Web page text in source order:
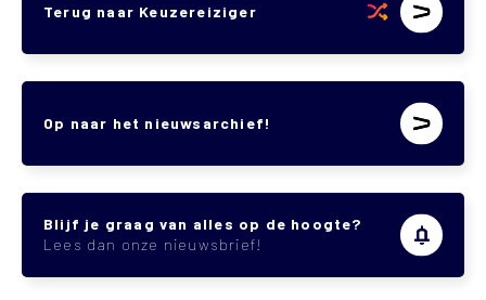
Terug naar Keuzereiziger
Op naar het nieuwsarchief!
Blijf je graag van alles op de hoogte?
Lees dan onze nieuwsbrief!